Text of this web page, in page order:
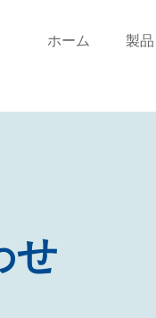
ホーム 製品
せ